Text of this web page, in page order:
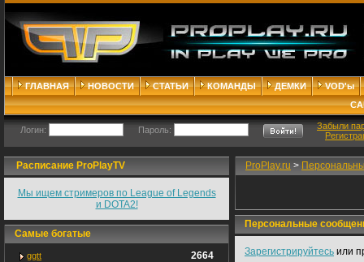
ГЛАВНАЯ НОВОСТИ СТАТЬИ КОМАНДЫ ДЕМКИ
VOD'ы
Логин: Пароль:
Забыли
Расписание ProPlayTV
Мы ищем стримеров по League of Legends
и DOTA2!
Самые богатые
ggtt 2664
ProPlay.ru >
Персональные
Зарегистрируйтесь или